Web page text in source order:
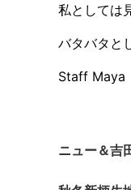
私としては
バタバタと
Staff Maya
ニュー＆吉